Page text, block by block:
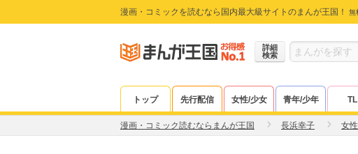
漫画・コミックを読むなら国内最大級サイトのまんが王国！ 無
詳細
検索
トップ 先行配信 女性/少女 青年/少年 TL
漫画・コミック読むならまんが王国 長浜幸子 女